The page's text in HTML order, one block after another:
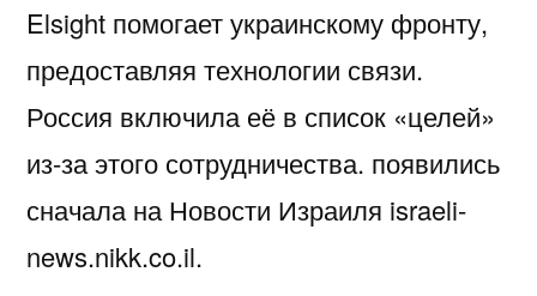
Elsight помогает украинскому фронту,
предоставляя технологии связи.
Россия включила её в список «целей»
из-за этого сотрудничества. появились
сначала на Новости Израиля israeli-
news.nikk.co.il.